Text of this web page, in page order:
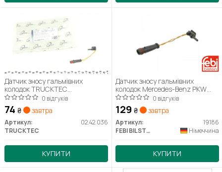
Датчик зносу гальмівних
колодок TRUCKTEC
AUTOMOTIVE 02.42.036
0 відгуків
74 ₴ завтра
Артикул:
02.42.036
TRUCKTEC
КУПИТИ
Датчик зносу гальмівних
колодок Mercedes-Benz PKW
(вир-во FEBI)0 відгуків
129 ₴ завтра
Артикул:
19186
FEBI BILSTEIN
Німеччина
КУПИТИ